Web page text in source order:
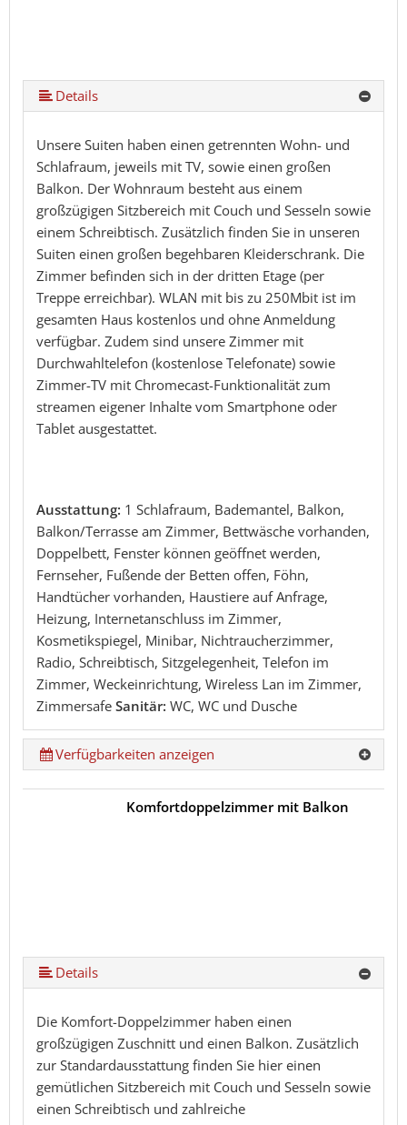
Details
Unsere Suiten haben einen getrennten Wohn- und
Schlafraum, jeweils mit TV, sowie einen großen
Balkon. Der Wohnraum besteht aus einem
großzügigen Sitzbereich mit Couch und Sesseln sowie
einem Schreibtisch. Zusätzlich finden Sie in unseren
Suiten einen großen begehbaren Kleiderschrank. Die
Zimmer befinden sich in der dritten Etage (per
Treppe erreichbar). WLAN mit bis zu 250Mbit ist im
gesamten Haus kostenlos und ohne Anmeldung
verfügbar. Zudem sind unsere Zimmer mit
Durchwahltelefon (kostenlose Telefonate) sowie
Zimmer-TV mit Chromecast-Funktionalität zum
streamen eigener Inhalte vom Smartphone oder
Tablet ausgestattet.
Ausstattung: 1 Schlafraum, Bademantel, Balkon,
Balkon/Terrasse am Zimmer, Bettwäsche vorhanden,
Doppelbett, Fenster können geöffnet werden,
Fernseher, Fußende der Betten offen, Föhn,
Handtücher vorhanden, Haustiere auf Anfrage,
Heizung, Internetanschluss im Zimmer,
Kosmetikspiegel, Minibar, Nichtraucherzimmer,
Radio, Schreibtisch, Sitzgelegenheit, Telefon im
Zimmer, Weckeinrichtung, Wireless Lan im Zimmer,
Zimmersafe Sanitär: WC, WC und Dusche
Verfügbarkeiten anzeigen
Komfortdoppelzimmer mit Balkon
Details
Die Komfort-Doppelzimmer haben einen
großzügigen Zuschnitt und einen Balkon. Zusätzlich
zur Standardausstattung finden Sie hier einen
gemütlichen Sitzbereich mit Couch und Sesseln sowie
einen Schreibtisch und zahlreiche